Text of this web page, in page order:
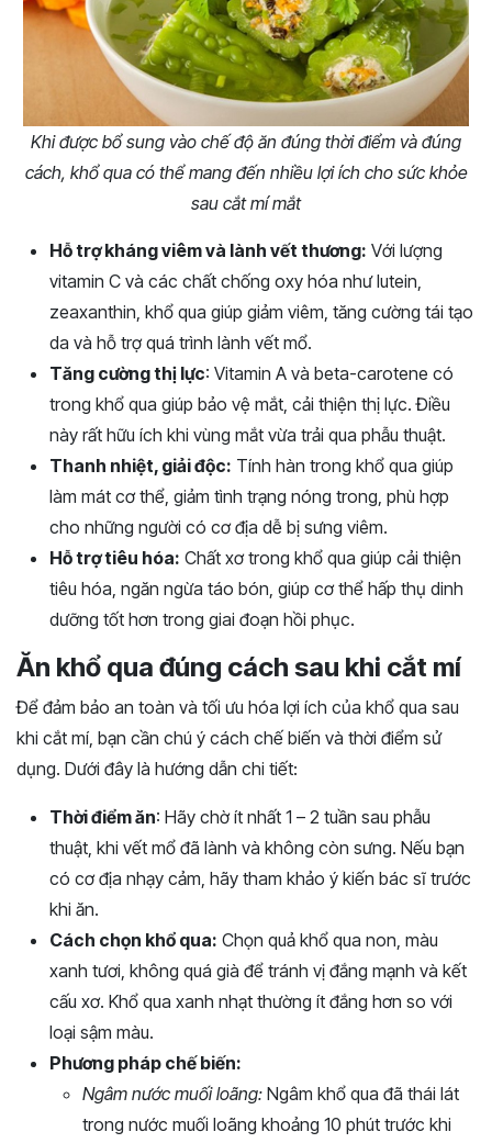
Khi được bổ sung vào chế độ ăn đúng thời điểm và đúng
cách, khổ qua có thể mang đến nhiều lợi ích cho sức khỏe
sau cắt mí mắt
Hỗ trợ kháng viêm và lành vết thương: Với lượng
vitamin C và các chất chống oxy hóa như lutein,
zeaxanthin, khổ qua giúp giảm viêm, tăng cường tái tạo
da và hỗ trợ quá trình lành vết mổ.
Tăng cường thị lực: Vitamin A và beta-carotene có
trong khổ qua giúp bảo vệ mắt, cải thiện thị lực. Điều
này rất hữu ích khi vùng mắt vừa trải qua phẫu thuật.
Thanh nhiệt, giải độc: Tính hàn trong khổ qua giúp
làm mát cơ thể, giảm tình trạng nóng trong, phù hợp
cho những người có cơ địa dễ bị sưng viêm.
Hỗ trợ tiêu hóa: Chất xơ trong khổ qua giúp cải thiện
tiêu hóa, ngăn ngừa táo bón, giúp cơ thể hấp thụ dinh
dưỡng tốt hơn trong giai đoạn hồi phục.
Ăn khổ qua đúng cách sau khi cắt mí
Để đảm bảo an toàn và tối ưu hóa lợi ích của khổ qua sau
khi cắt mí, bạn cần chú ý cách chế biến và thời điểm sử
dụng. Dưới đây là hướng dẫn chi tiết:
Thời điểm ăn: Hãy chờ ít nhất 1 – 2 tuần sau phẫu
thuật, khi vết mổ đã lành và không còn sưng. Nếu bạn
có cơ địa nhạy cảm, hãy tham khảo ý kiến bác sĩ trước
khi ăn.
Cách chọn khổ qua: Chọn quả khổ qua non, màu
xanh tươi, không quá già để tránh vị đắng mạnh và kết
cấu xơ. Khổ qua xanh nhạt thường ít đắng hơn so với
loại sậm màu.
Phương pháp chế biến:
Ngâm nước muối loãng: Ngâm khổ qua đã thái lát
trong nước muối loãng khoảng 10 phút trước khi